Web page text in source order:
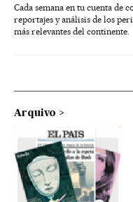
Cada semana en tu cuenta de
reportajes y análisis de los
más relevantes del continente.
Arquivo